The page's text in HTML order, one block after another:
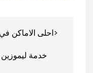
المقالاتاحلى الاماكن
خدمة